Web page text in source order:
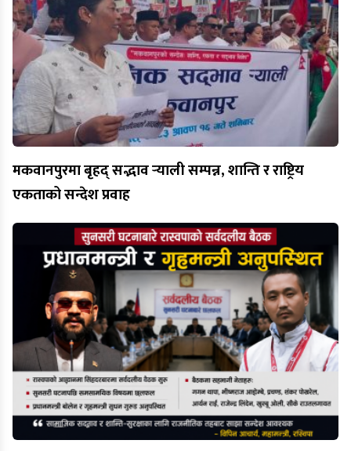
मकवानपुरमा बृहद् सद्भाव र्‍याली सम्पन्न, शान्ति र राष्ट्रिय
एकताको सन्देश प्रवाह